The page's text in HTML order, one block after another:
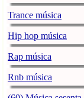
Trance música
Hip hop música
Rap música
Rnb música